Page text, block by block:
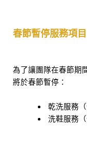
春節暫停服務項目
為了讓團隊在春節期
將於春節暫停：
乾洗服務
洗鞋服務